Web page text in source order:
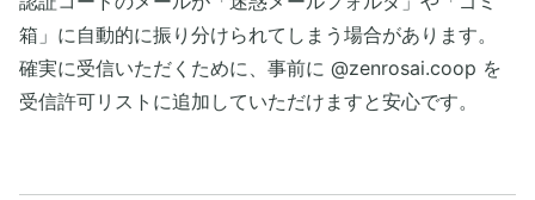
箱」に自動的に振り分けられてしまう場合があります。
確実に受信いただくために、事前に @zenrosai.coop を
受信許可リストに追加していただけますと安心です。